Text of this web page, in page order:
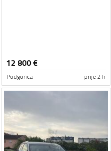
12 800€
Podgorica prije 2 h